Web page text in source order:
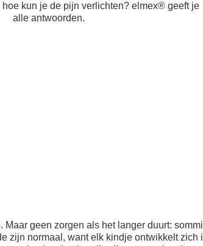
kun je de pijn verlichten? elmex® geeft je
alle antwoorden.
. Maar geen zorgen als het langer duurt:
zijn normaal, want elk kindje ontwikkelt